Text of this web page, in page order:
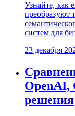
Узнайте, как
преобразуют
систем для
23 декабря
OpenAI,
решения